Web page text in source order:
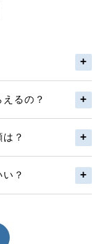
るの？
？
？